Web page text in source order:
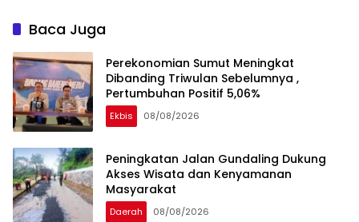
Baca Juga
Perekonomian Sumut Meningkat
Dibanding Triwulan Sebelumnya ,
Pertumbuhan Positif 5,06%
Ekbis 08/08/2026
Peningkatan Jalan Gundaling Dukung
Akses Wisata dan Kenyamanan
Masyarakat
Daerah 08/08/2026